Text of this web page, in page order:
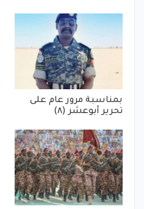
بمناسبة مرور عام على
تحرير أبوعشر (٨)